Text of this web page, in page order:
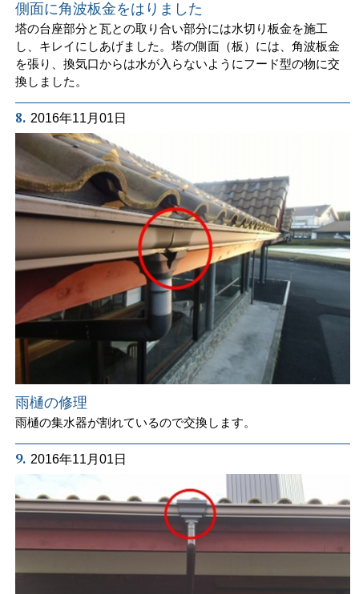
側面に角波板金をはりました
塔の台座部分と瓦との取り合い部分には水切り板金を施工
し、キレイにしあげました。塔の側面（板）には、角波板金
を張り、換気口からは水が入らないようにフード型の物に交
換しました。
8. 2016年11月01日
雨樋の修理
雨樋の集水器が割れているので交換します。
9. 2016年11月01日